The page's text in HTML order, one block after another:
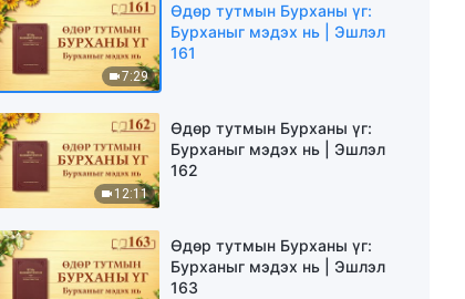
7:29
Өдөр тутмын Бурханы үг:
Бурханыг мэдэх нь | Эшлэл
161
12:11
Өдөр тутмын Бурханы үг:
Бурханыг мэдэх нь | Эшлэл
162
Өдөр тутмын Бурханы үг:
Бурханыг мэдэх нь | Эшлэл
163